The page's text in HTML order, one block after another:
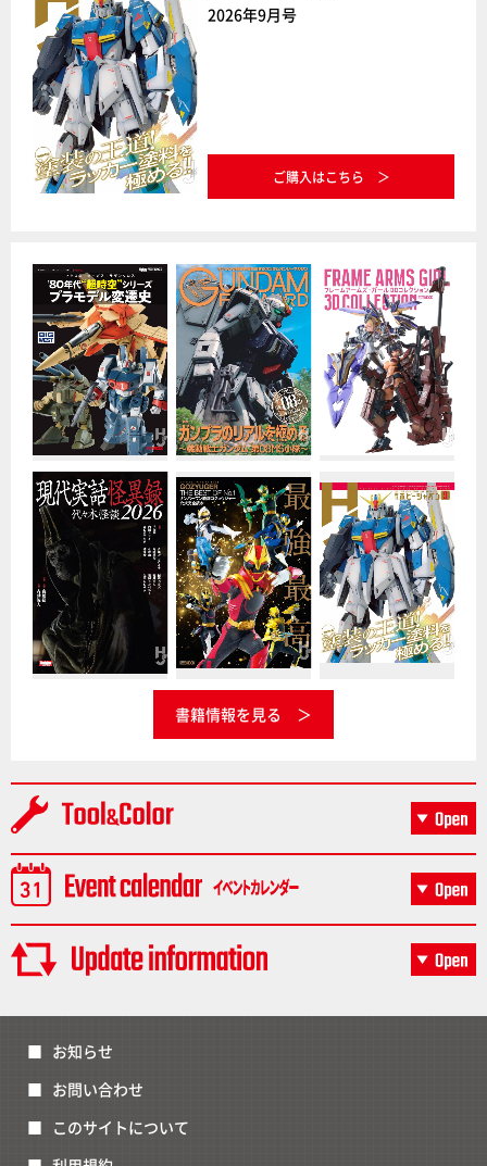
2026年9月号
ご購入はこちら
書籍情報を見る
お知らせ
お問い合わせ
このサイトについて